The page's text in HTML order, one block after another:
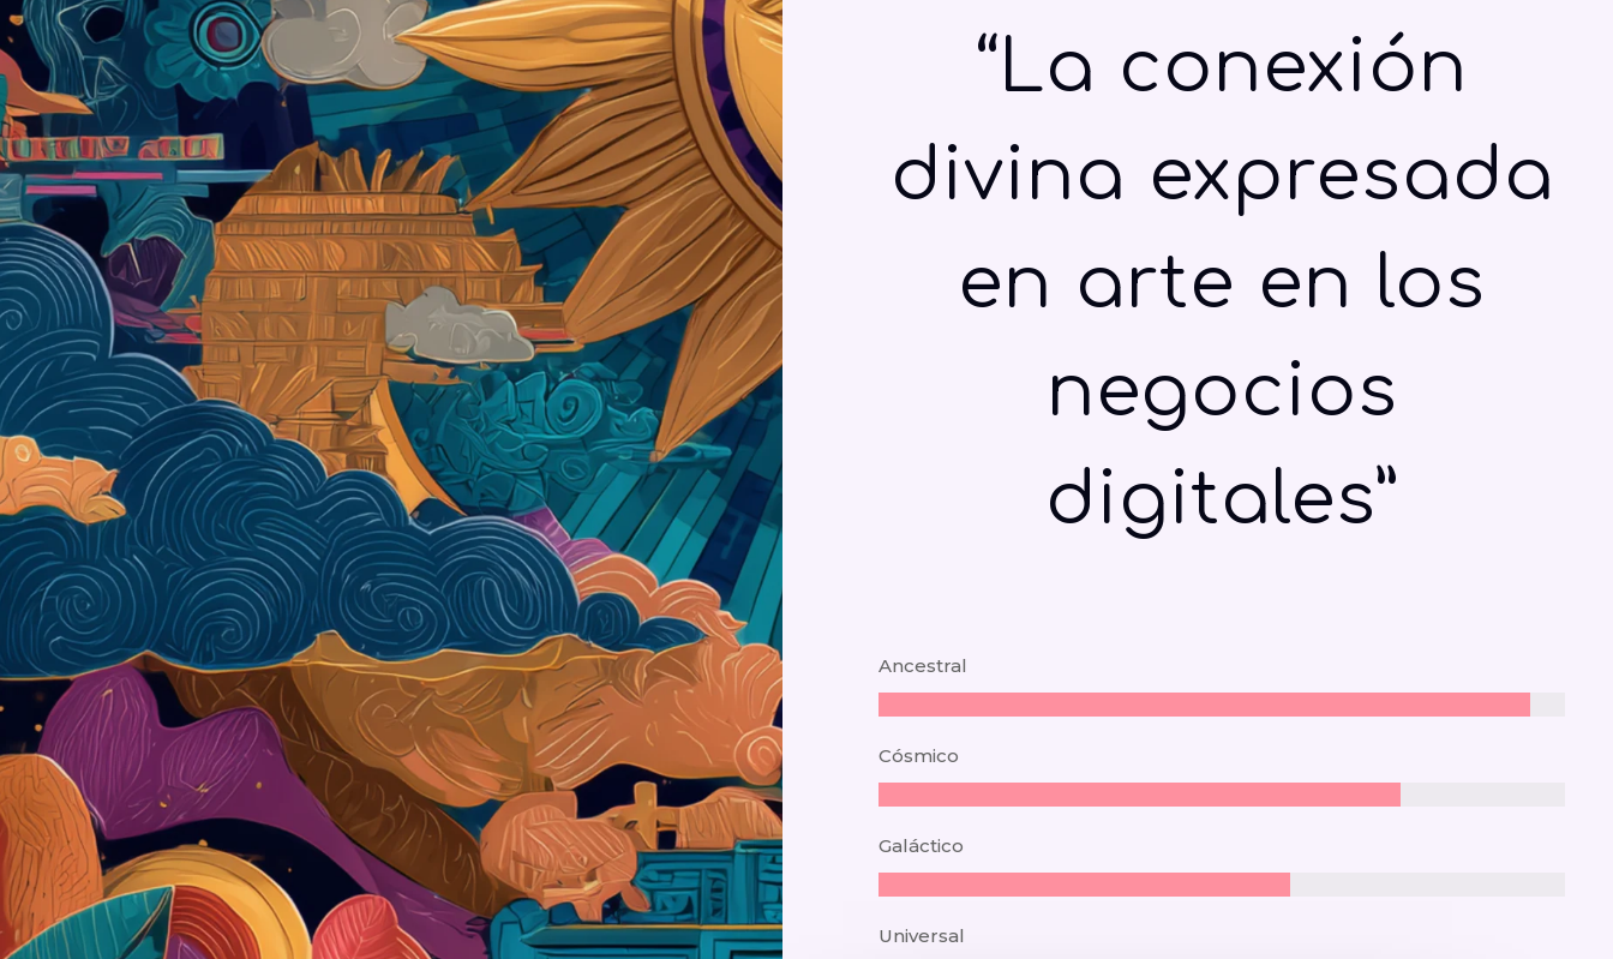
“La conexión
divina expresada
en arte en los
negocios
digitales”
Ancestral
Cósmico
Galáctico
Universal